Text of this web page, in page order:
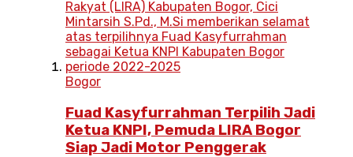
Bogor
Fuad Kasyfurrahman Terpilih Jadi
Ketua KNPI, Pemuda LIRA Bogor
Siap Jadi Motor Penggerak